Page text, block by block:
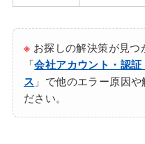
※ お探しの解決策が見
「会社アカウント・認
ス 」で他のエラー原因
ださい。